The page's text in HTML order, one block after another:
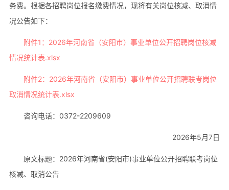
务费。根据各招聘岗位报名缴费情况，现将有关岗位核减、取消情
况公告如下：
附件1：2026年河南省（安阳市）事业单位公开招聘岗位核减
情况统计表.xlsx
附件2：2026年河南省（安阳市）事业单位公开招聘联考岗位
取消情况统计表.xlsx
咨询电话：0372-2209609
2026年5月7日
原文标题：2026年河南省(安阳市)事业单位公开招聘联考岗位
核减、取消公告